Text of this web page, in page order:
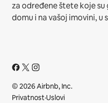
za određene štete koje
domu i na vašoj imovini, u
© 2026 Airbnb, Inc.
Privatnost·Uslovi